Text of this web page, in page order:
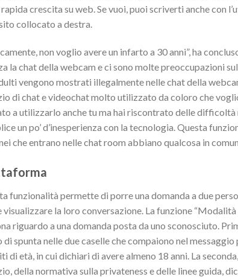
crescita su web. Se vuoi, puoi scriverti anche con
collocato a destra.
non voglio avere un infarto a 30 anni”, ha
la chat della webcam e ci sono molte preoccupazioni
vengono mostrati illegalmente nelle chat della
di chat e videochat molto utilizzato da coloro che
a utilizzarlo anche tu ma hai riscontrato delle difficoltà
un po’ d’inesperienza con la tecnologia. Questa
che entrano nelle chat room abbiano qualcosa in
funzionalità permette di porre una domanda a due
visualizzare la loro conversazione. La funzione “Modalità
riguardo a una domanda posta da uno sconosciuto.
di spunta nelle due caselle che compaiono nel
di età, in cui dichiari di avere almeno 18 anni. La
della normativa sulla privateness e delle linee guida,